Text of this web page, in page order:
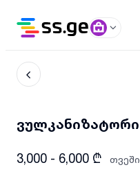
ვულკანიზატორი
3,000 - 6,000 ₾ თვეში